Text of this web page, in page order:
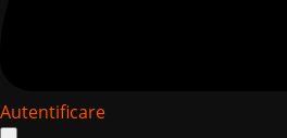
Autentificare